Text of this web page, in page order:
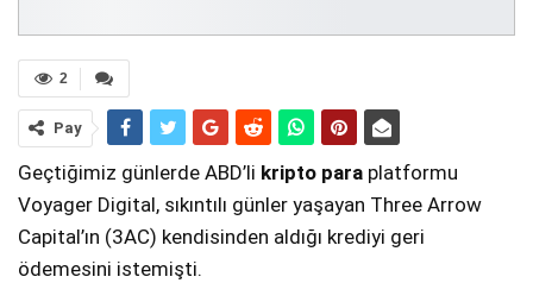
2
Pay
Geçtiğimiz günlerde ABD’li kripto para platformu
Voyager Digital, sıkıntılı günler yaşayan Three Arrow
Capital’ın (3AC) kendisinden aldığı krediyi geri
ödemesini istemişti.